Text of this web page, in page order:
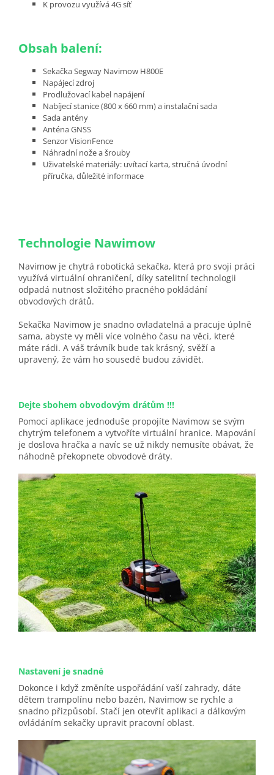
K provozu využívá 4G síť
Obsah balení:
Sekačka Segway Navimow H800E
Napájecí zdroj
Prodlužovací kabel napájení
Nabíjecí stanice (800 x 660 mm) a instalační sada
Sada antény
Anténa GNSS
Senzor VisionFence
Náhradní nože a šrouby
Uživatelské materiály: uvítací karta, stručná úvodní
příručka, důležité informace
Technologie Nawimow
Navimow je chytrá robotická sekačka, která pro svoji práci
využívá virtuální ohraničení, díky satelitní technologii
odpadá nutnost složitého pracného pokládání
obvodových drátů.
Sekačka Navimow je snadno ovladatelná a pracuje úplně
sama, abyste vy měli více volného času na věci, které
máte rádi. A váš trávník bude tak krásný, svěží a
upravený, že vám ho sousedé budou závidět.
Dejte sbohem obvodovým drátům !!!
Pomocí aplikace jednoduše propojíte Navimow se svým
chytrým telefonem a vytvoříte virtuální hranice. Mapování
je doslova hračka a navíc se už nikdy nemusíte obávat, že
náhodně překopnete obvodové dráty.
Nastavení je snadné
Dokonce i když změníte uspořádání vaší zahrady, dáte
dětem trampolínu nebo bazén, Navimow se rychle a
snadno přizpůsobí. Stačí jen otevřít aplikaci a dálkovým
ovládáním sekačky upravit pracovní oblast.